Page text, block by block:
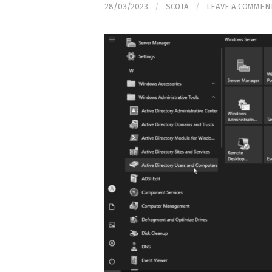
28/03/2023 / SCOTA / LEAVE A